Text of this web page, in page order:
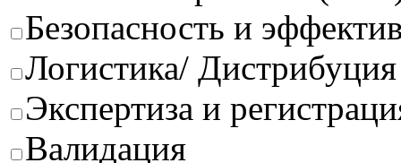
Безопасность и
Логистика/
Экспертиза и
Валидация